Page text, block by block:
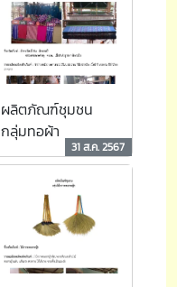
ผลิตภัณฑ์ชุมชน
กลุ่มทอผ้า
31 ส.ค. 2567